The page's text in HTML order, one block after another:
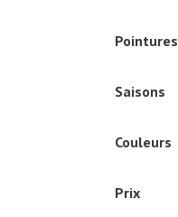
Pointures
Saisons
Couleurs
Prix